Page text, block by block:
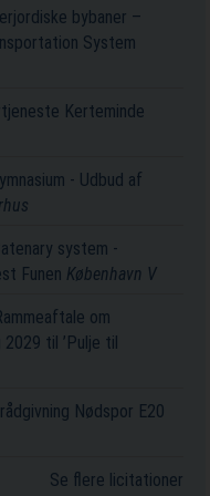
bybaner –
System
Kerteminde
- Udbud af
system -
Funen København V
om
til ’Pulje til
Nødspor E20
Se flere licitationer